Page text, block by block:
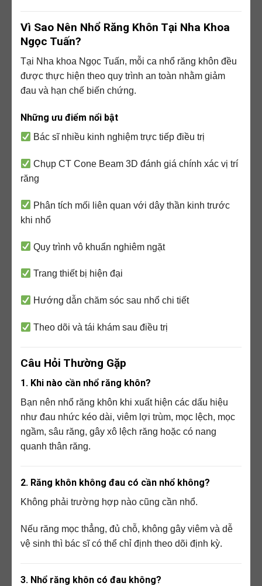
Vì Sao Nên Nhổ Răng Khôn Tại Nha Khoa
Ngọc Tuấn?
Tại Nha khoa Ngọc Tuấn, mỗi ca nhổ răng khôn đều
được thực hiện theo quy trình an toàn nhằm giảm
đau và hạn chế biến chứng.
Những ưu điểm nổi bật
Bác sĩ nhiều kinh nghiệm trực tiếp điều trị
Chụp CT Cone Beam 3D đánh giá chính xác vị trí
răng
Phân tích mối liên quan với dây thần kinh trước
khi nhổ
Quy trình vô khuẩn nghiêm ngặt
Trang thiết bị hiện đại
Hướng dẫn chăm sóc sau nhổ chi tiết
Theo dõi và tái khám sau điều trị
Câu Hỏi Thường Gặp
1. Khi nào cần nhổ răng khôn?
Bạn nên nhổ răng khôn khi xuất hiện các dấu hiệu
như đau nhức kéo dài, viêm lợi trùm, mọc lệch, mọc
ngầm, sâu răng, gây xô lệch răng hoặc có nang
quanh thân răng.
2. Răng khôn không đau có cần nhổ không?
Không phải trường hợp nào cũng cần nhổ.
Nếu răng mọc thẳng, đủ chỗ, không gây viêm và dễ
vệ sinh thì bác sĩ có thể chỉ định theo dõi định kỳ.
3. Nhổ răng khôn có đau không?